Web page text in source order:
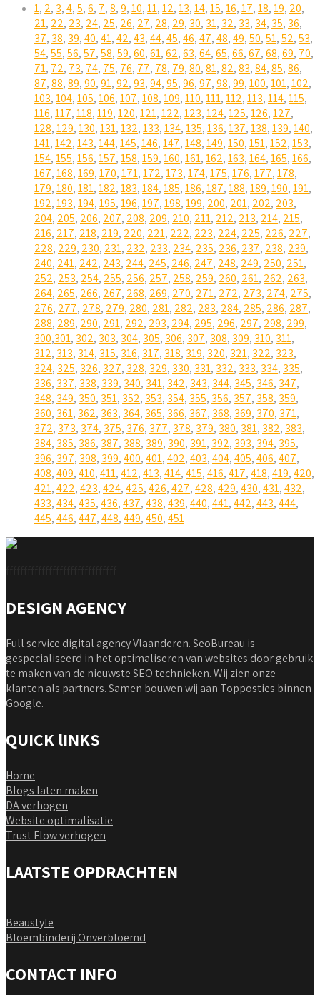
1, 2, 3,4,5,6, 7,8,9,10,11,12,13,14,15,16,17,18,19, 20,
21, 22, 23, 24, 25, 26, 27, 28, 29, 30, 31, 32, 33, 34, 35, 36,
37, 38, 39,40,41,42,43,44,45,46,47,48,49,50,51,52,53,
54,55,56,57,58,59,60,61,62,63,64,65,66,67,68,69, 70,
71, 72, 73, 74, 75, 76, 77, 78, 79,80,81,82,83,84,85,86,
87,88,89,90,91,92,93,94,95,96,97,98,99,100,101,102,
103,104,105,106,107,108,109,110,111,112,113,114,115,
116,117,118,119,120,121,122,123,124,125,126,127,
128,129,130,131,132,133,134,135,136,137,138,139,140,
141,142,143,144,145,146,147,148,149,150,151,152,153,
154,155,156,157,158,159,160,161,162,163,164,165,166,
167,168,169,170,171,172,173,174,175,176,177,178,
179,180,181,182,183,184,185,186,187,188,189,190,191,
192,193,194,195,196,197,198,199, 200, 201, 202, 203,
204, 205, 206, 207, 208, 209, 210, 211, 212, 213, 214, 215,
216, 217, 218, 219, 220, 221, 222, 223, 224, 225, 226, 227,
228, 229, 230, 231, 232, 233, 234, 235, 236, 237, 238, 239,
240, 241, 242, 243, 244, 245, 246, 247, 248, 249, 250, 251,
252, 253, 254, 255, 256, 257, 258, 259, 260, 261, 262, 263,
264, 265, 266, 267, 268, 269, 270, 271, 272, 273, 274, 275,
276, 277, 278, 279, 280, 281, 282, 283, 284, 285, 286, 287,
288, 289, 290, 291, 292, 293, 294, 295, 296, 297, 298, 299,
300,301, 302, 303, 304, 305, 306, 307, 308, 309, 310, 311,
312, 313, 314, 315, 316, 317, 318, 319, 320, 321, 322, 323,
324, 325, 326, 327, 328, 329, 330, 331, 332, 333, 334, 335,
336, 337, 338, 339, 340, 341, 342, 343, 344, 345, 346, 347,
348, 349, 350, 351, 352, 353, 354, 355, 356, 357, 358, 359,
360, 361, 362, 363, 364, 365, 366, 367, 368, 369, 370, 371,
372, 373, 374, 375, 376, 377, 378, 379, 380, 381, 382, 383,
384, 385, 386, 387, 388, 389, 390, 391, 392, 393, 394, 395,
396, 397, 398, 399,400,401,402,403,404,405,406,407,
408,409,410,411,412,413,414,415,416,417,418,419,420,
421,422,423,424,425,426,427,428,429,430,431,432,
433,434,435,436,437,438,439,440,441,442,443,444,
445,446,447,448,449,450,451
DESIGN AGENCY
Full service digital agency Vlaanderen. SeoBureau is
gespecialiseerd in het optimaliseren van websites door gebruik
te maken van de nieuwste SEO technieken. Wij zien onze
klanten als partners. Samen bouwen wij aan Topposties binnen
Google.
QUICK lINKS
Home
Blogs laten maken
DA verhogen
Website optimalisatie
Trust Flow verhogen
LAATSTE OPDRACHTEN
Beaustyle
Bloembinderij Onverbloemd
CONTACT INFO